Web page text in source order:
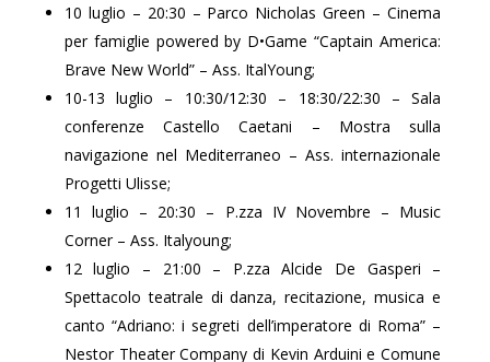
10 luglio – 20:30 – Parco Nicholas Green – Cinema
per famiglie powered by D•Game “Captain America:
Brave New World” – Ass. ItalYoung;
10-13 luglio – 10:30/12:30 – 18:30/22:30 – Sala
conferenze Castello Caetani – Mostra sulla
navigazione nel Mediterraneo – Ass. internazionale
Progetti Ulisse;
11 luglio – 20:30 – P.zza IV Novembre – Music
Corner – Ass. Italyoung;
12 luglio – 21:00 – P.zza Alcide De Gasperi –
Spettacolo teatrale di danza, recitazione, musica e
canto “Adriano: i segreti dell’imperatore di Roma” –
Nestor Theater Company di Kevin Arduini e Comune